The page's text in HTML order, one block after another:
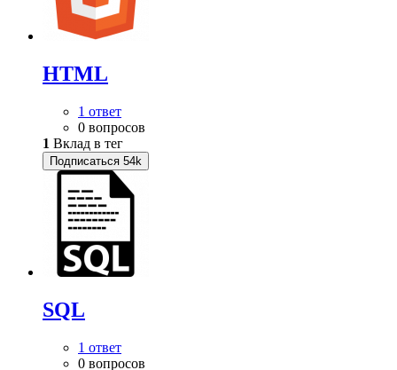
HTML
1 ответ
0 вопросов
1 Вклад в тег
Подписаться 54k
SQL
1 ответ
0 вопросов